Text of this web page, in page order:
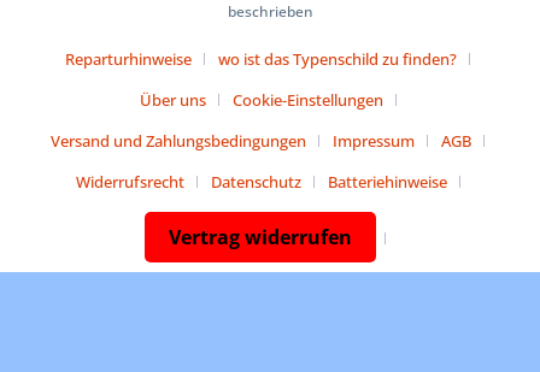
beschrieben
Reparturhinweise
wo ist das Typenschild zu finden?
Über uns
Cookie-Einstellungen
Versand und Zahlungsbedingungen
Impressum
AGB
Widerrufsrecht
Datenschutz Batteriehinweise
Vertrag widerrufen